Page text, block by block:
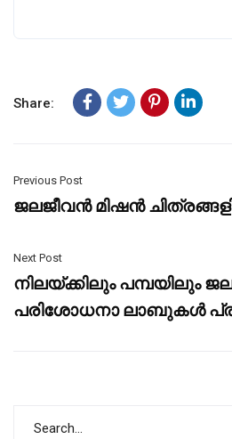
Share:
Previous Post
ജലജീവൻ മിഷൻ
Next Post
നിലയ്ക്കിലും പമ്പയിലും
പരിശോധനാ ലാബുകൾ